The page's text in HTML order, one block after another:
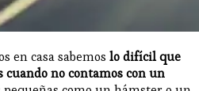
en casa sabemos lo difícil que
no contamos con un